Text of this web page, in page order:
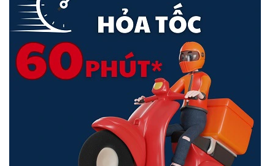
Power Method
(1) AC/DC adapter (Included)
(1) PoE++
Power Input Method
PoE
AC/DC, external, 60W
Supported Voltage Range 50—57V DC/PoE
CE, FCC, IC, Anatel